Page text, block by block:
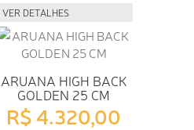
VER DETALHES
ARUANA HIGH BACK
GOLDEN 25 CM
R$ 4.320,00